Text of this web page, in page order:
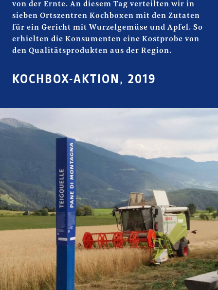
KOCHBOX-AKTION, 2019
von der Ernte. An diesem Tag verteilten wir in
sieben Ortszentren Kochboxen mit den Zutaten
für ein Gericht mit Wurzelgemüse und Apfel. So
erhielten die Konsumenten eine Kostprobe von
den Qualitätsprodukten aus der Region.